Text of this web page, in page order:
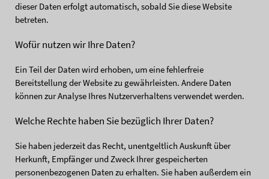
dieser Daten erfolgt automatisch, sobald Sie diese Website
betreten.
Wofür nutzen wir Ihre Daten?
Ein Teil der Daten wird erhoben, um eine fehlerfreie
Bereitstellung der Website zu gewährleisten. Andere Daten
können zur Analyse Ihres Nutzerverhaltens verwendet werden.
Welche Rechte haben Sie bezüglich Ihrer Daten?
Sie haben jederzeit das Recht, unentgeltlich Auskunft über
Herkunft, Empfänger und Zweck Ihrer gespeicherten
personenbezogenen Daten zu erhalten. Sie haben außerdem ein